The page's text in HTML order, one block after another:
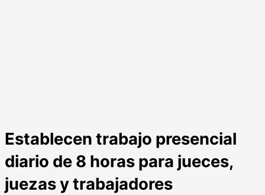
Establecen trabajo presencial
diario de 8 horas para jueces,
juezas y trabajadores